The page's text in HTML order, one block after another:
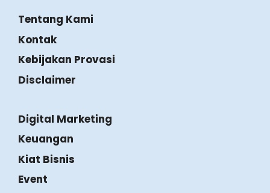
Tentang Kami
Kontak
Kebijakan Provasi
Disclaimer
Digital Marketing
Keuangan
Kiat Bisnis
Event